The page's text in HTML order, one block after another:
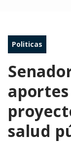
Politicas
salud